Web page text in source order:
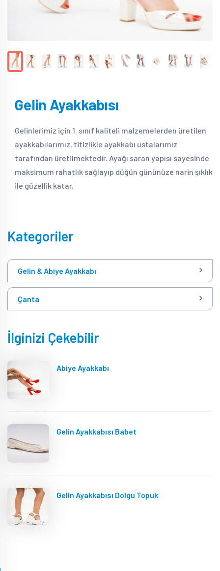
Gelin Ayakkabısı
Gelinlerimiz için 1. sınıf kaliteli malzemelerden üretilen
ayakkabılarımız, titizlikle ayakkabı ustalarımız
tarafından üretilmektedir. Ayağı saran yapısı sayesinde
maksimum rahatlık sağlayıp düğün gününüze narin şıklık
ile güzellik katar.
Kategoriler
Gelin & Abiye Ayakkabı
Çanta
İlginizi Çekebilir
Abiye Ayakkabı
Gelin Ayakkabısı Babet
Gelin Ayakkabısı Dolgu Topuk